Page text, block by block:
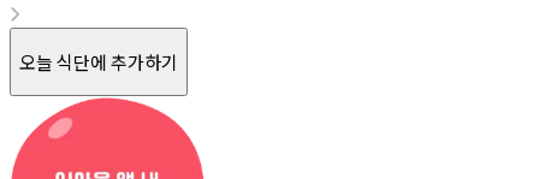
오늘 식단에 추가하기